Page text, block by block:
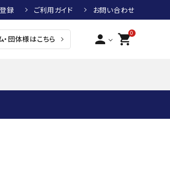
録 ご利用ガイド お問い合わせ
・団体様はこちら person 0
shopping_cart